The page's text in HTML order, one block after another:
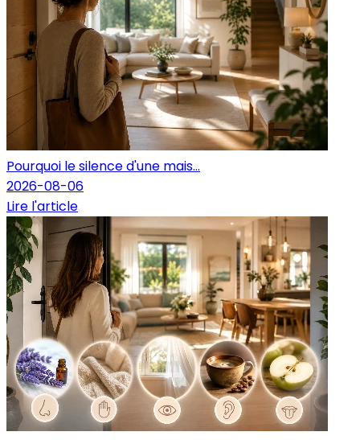
Pourquoi le silence d'une mais...
2026-08-06
Lire l'article